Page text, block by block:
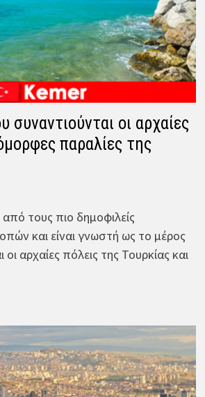
συναντιούνται οι αρχαίες
παραλίες της
από τους πιο δημοφιλείς
και είναι γνωστή ως το μέρος
αρχαίες πόλεις της Τουρκίας και